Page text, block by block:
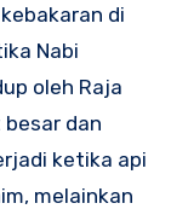
di
Nabi
oleh Raja
dan
ketika api
melainkan